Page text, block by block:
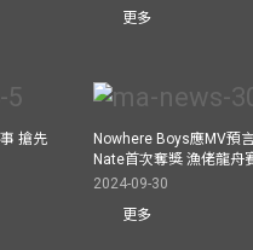
更多
搶先
Nowhere Boys應MV預
Nate首次奪獎 漁佬龍舟
2024-09-30
更多